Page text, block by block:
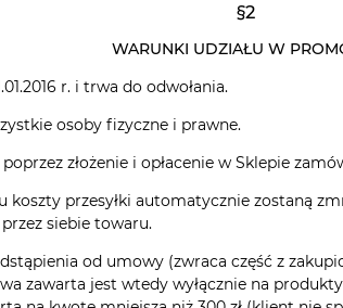
§2
WARUNKI UDZIAŁU W
r. i trwa do odwołania.
osoby fizyczne i prawne.
złożenie i opłacenie w Sklepie
koszty przesyłki automatycznie zostaną
siebie towaru.
od umowy (zwraca część z
zawarta jest wtedy wyłącznie na